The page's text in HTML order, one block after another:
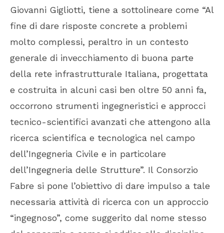
Giovanni Gigliotti, tiene a sottolineare come “Al
fine di dare risposte concrete a problemi
molto complessi, peraltro in un contesto
generale di invecchiamento di buona parte
della rete infrastrutturale Italiana, progettata
e costruita in alcuni casi ben oltre 50 anni fa,
occorrono strumenti ingegneristici e approcci
tecnico-scientifici avanzati che attengono alla
ricerca scientifica e tecnologica nel campo
dell’Ingegneria Civile e in particolare
dell’Ingegneria delle Strutture”. Il Consorzio
Fabre si pone l’obiettivo di dare impulso a tale
necessaria attività di ricerca con un approccio
“ingegnoso”, come suggerito dal nome stesso